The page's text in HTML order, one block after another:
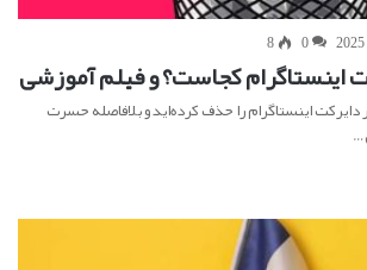
0
8
اینستاگرام کجاست؟ و فیلم آموزشی
دایرکت اینستاگرام را حذف کرده‌اید و بلافاصله حسرت